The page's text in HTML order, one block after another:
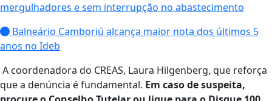
mergulhadores e sem interrupção no abastecimento
Balneário Camboriú alcança maior nota dos últimos 5
anos no Ideb
A coordenadora do CREAS, Laura Hilgenberg, que reforça
que a denúncia é fundamental. Em caso de suspeita,